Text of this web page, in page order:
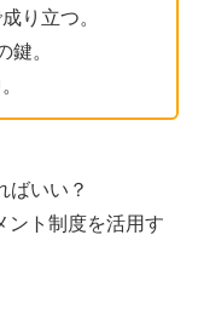
り立つ。
鍵。
ばいい？
ント制度を活用す